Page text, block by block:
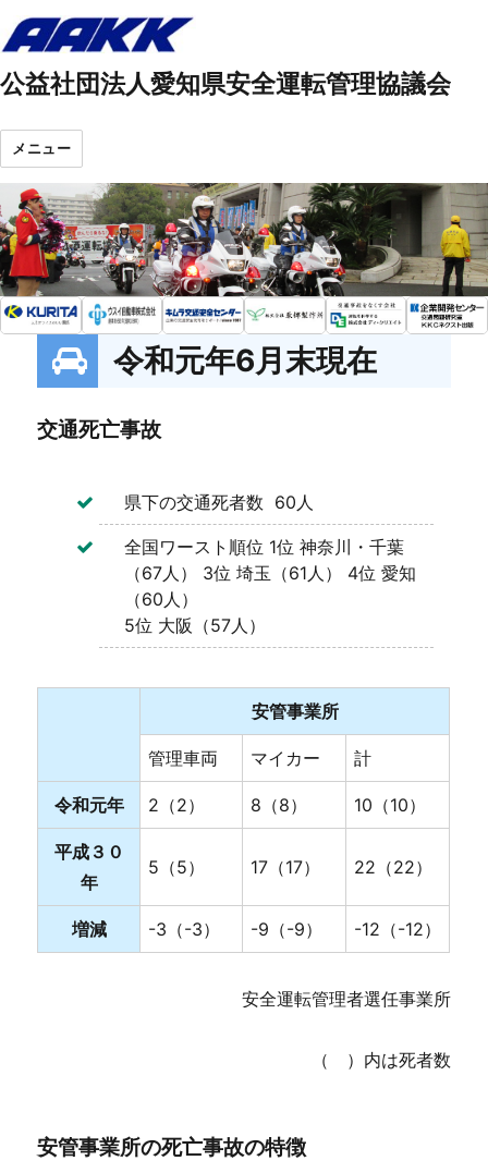
公益社団法人愛知県安全運転管理協議会
メニュー
令和元年6月末現在
交通死亡事故
県下の交通死者数 60人
全国ワースト順位 1位 神奈川・千葉
（67人） 3位 埼玉（61人） 4位 愛知
（60人）
5位 大阪（57人）
安管事業所
管理車両 マイカー 計
令和元年 2（2） 8（8） 10（10）
平成３０
年
5（5） 17（17） 22（22）
増減 -3（-3） -9（-9） -12（-12）
安全運転管理者選任事業所
（ ）内は死者数
安管事業所の死亡事故の特徴